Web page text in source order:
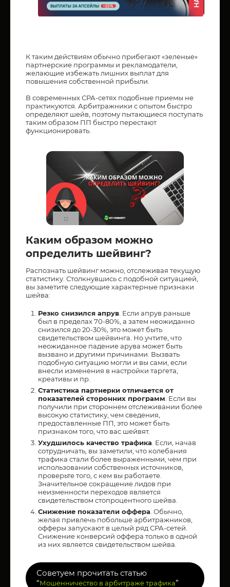
К таким действиям обычно прибегают «зеленые»
партнерские программы и рекламодатели,
желающие избежать лишних выплат для
повышения собственной прибыли.
В современных СРА-сетях подобные приемы не
практикуются. Арбитражники с опытом быстро
определяют шейв, поэтому пытающиеся поступать
таким образом ПП быстро перестают
функционировать.
Каким образом можно
определить шейвинг?
Распознать шейвинг можно, отслеживая текущую
статистику. Столкнувшись с подобной ситуацией,
вы заметите следующие характерные признаки
шейва:
Резко снизился апрув . Если апрув раньше
был в пределах 70-80%, а затем неожиданно
снизился до 20-30%, это может быть
свидетельством шейвинга. Но учтите, что
неожиданное падение арува может быть
вызвано и другими причинами. Вызвать
подобную ситуацию могли и вы сами, если
внесли изменения в настройки таргета,
креативы и пр.
Статистика партнерки отличается от
показателей сторонних программ . Если вы
получили при стороннем отслеживании более
высокую статистику, чем сведения,
предоставленные ПП, это может быть
признаком того, что вас шейвят.
Ухудшилось качество трафика . Если, начав
сотрудничать, вы заметили, что колебания
трафика стали более выраженными, чем при
использовании собственных источников,
проверьте того, с кем вы работаете.
Значительное сокращение лидов при
неизменности переходов является
свидетельством стопроцентного шейва.
Снижение показатели оффера . Обычно,
желая привлечь побольше арбитражников,
офферы запускают в целый ряд СРА-сетей.
Снижение конверсий оффера только в одной
из них является свидетельством шейва.
Советуем прочитать статью
“Мошенничество в арбитраже трафика”